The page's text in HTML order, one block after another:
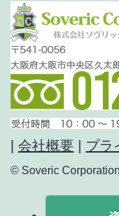
会社概要 プラ
© Soveric